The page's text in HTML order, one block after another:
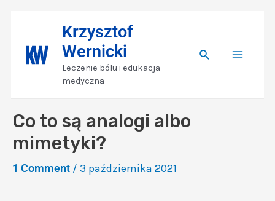
content
Krzysztof
Wernicki
Leczenie bólu i edukacja
medyczna
SearchMenu
Co to są analogi albo
mimetyki?
1 Comment / 3 października 2021